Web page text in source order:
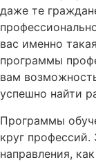
даже те
вас именно
программы
вам
успешно найти
Программы
круг профессий.
направления,